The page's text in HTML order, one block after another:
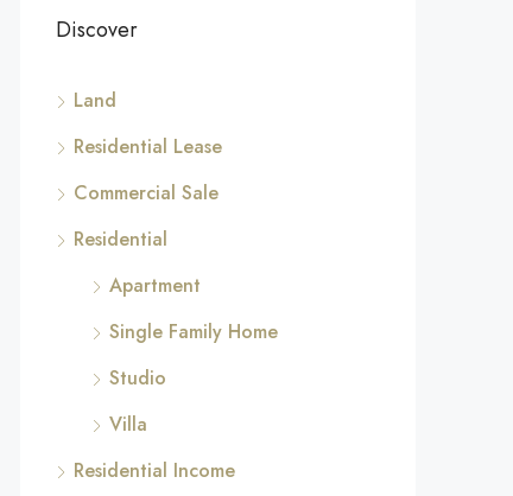
Discover
Land
Residential Lease
Commercial Sale
Residential
Apartment
Single Family Home
Studio
Villa
Residential Income